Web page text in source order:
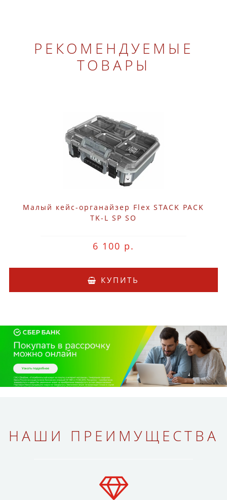
РЕКОМЕНДУЕМЫЕ
ТОВАРЫ
Малый кейс-органайзер Flex STACK PACK
TK-L SP SO
6 100 р.
КУПИТЬ
НАШИ ПРЕИМУЩЕСТВА